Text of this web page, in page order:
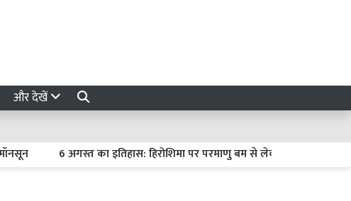
और देखें
6 अगस्त का इतिहास: हिरोशिमा पर परमाणु बम से लेकर मंगल पर